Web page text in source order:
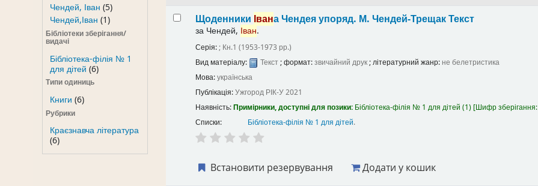
Чендей, Іван (5)
Чендей,Іван (1)
Бібліотеки зберігання/
видачі
Бібліотека-філія № 1
для дітей (6)
Типи одиниць
Книги (6)
Рубрики
Краєзнавча література
(6)
Щоденники Івана Чендеяупоряд. М. Чендей-ТрещакТекст
за Чендей, Іван.
Серія:; Кн.1 (1953-1973 рр.)
Вид матеріалу:
Текст; формат:звичайний друк; літературний жанр: не белетристика
Мова:українська
Публікація:Ужгород РІК-У2021
Наявність:Примірники, доступні для позики: Бібліотека-філія № 1 для дітей (1) Шифр зберігання:
Списки:
Бібліотека-філія № 1 для дітей.
Встановити резервування Додати у кошик